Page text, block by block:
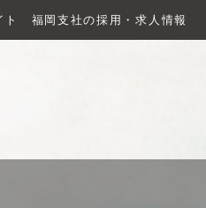
ト 福岡支社の採用・求人情報